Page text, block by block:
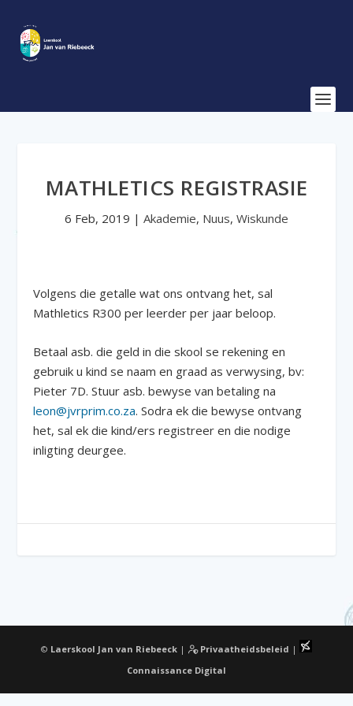
MATHLETICS REGISTRASIE
6 Feb, 2019 | Akademie, Nuus, Wiskunde
Volgens die getalle wat ons ontvang het, sal
Mathletics R300 per leerder per jaar beloop.
Betaal asb. die geld in die skool se rekening en
gebruik u kind se naam en graad as verwysing, bv:
Pieter 7D. Stuur asb. bewyse van betaling na
leon@jvrprim.co.za. Sodra ek die bewyse ontvang
het, sal ek die kind/ers registreer en die nodige
inligting deurgee.
© Laerskool Jan van Riebeeck| Privaatheidsbeleid |
Connaissance Digital